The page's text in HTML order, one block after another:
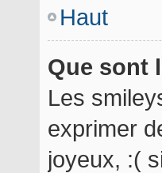
Haut
Que sont
Les
exprimer
joyeux, :(